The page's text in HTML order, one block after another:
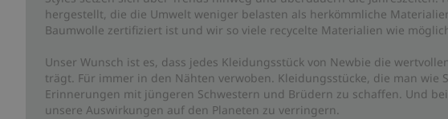
hergestellt, die die Umwelt weniger belasten als herkömmliche
Baumwolle zertifiziert ist und wir so viele recycelte Materialien wie
Unser Wunsch ist es, dass jedes Kleidungsstück von Newbie die
trägt. Für immer in den Nähten verwoben. Kleidungsstücke, die man wie
Erinnerungen mit jüngeren Schwestern und Brüdern zu schaffen. Und
unsere Auswirkungen auf den Planeten zu verringern.